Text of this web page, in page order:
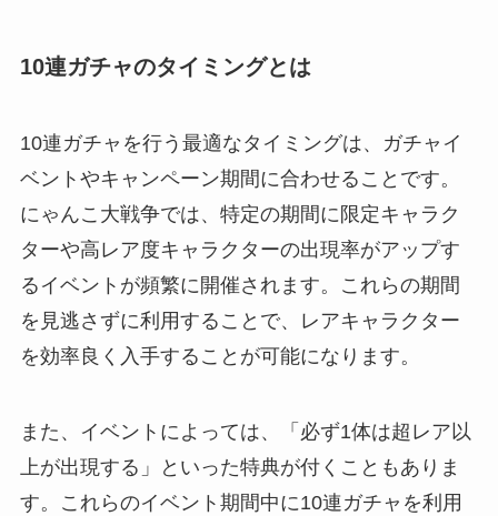
10連ガチャのタイミングとは
10連ガチャを行う最適なタイミングは、ガチャイ
ベントやキャンペーン期間に合わせることです。
にゃんこ大戦争では、特定の期間に限定キャラク
ターや高レア度キャラクターの出現率がアップす
るイベントが頻繁に開催されます。これらの期間
を見逃さずに利用することで、レアキャラクター
を効率良く入手することが可能になります。
また、イベントによっては、「必ず1体は超レア以
上が出現する」といった特典が付くこともありま
す。これらのイベント期間中に10連ガチャを利用